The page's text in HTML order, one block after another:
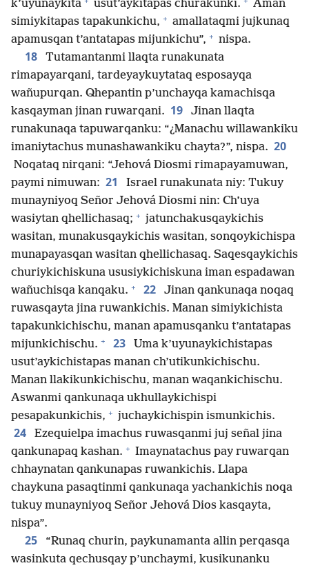
k’uyunaykita usut’aykitapas churakunki.
Aman
simiykitapas tapakunkichu, + amallataqmi jujkunaq
apamusqan t’antatapas mijunkichu”, + nispa.
18
Tutamantanmi llaqta runakunata
rimapayarqani, tardeyaykuytataq esposayqa
wañupurqan. Qhepantin p’unchayqa kamachisqa
kasqayman jinan ruwarqani. 19
Jinan llaqta
runakunaqa tapuwarqanku: “¿Manachu willawankiku
imaniytachus munashawankiku chayta?”, nispa. 20
Noqataq nirqani: “Jehová Diosmi rimapayamuwan,
paymi nimuwan: 21
Israel runakunata niy: Tukuy
munayniyoq Señor Jehová Diosmi nin: Ch’uya
wasiytan qhellichasaq; + jatunchakusqaykichis
wasitan, munakusqaykichis wasitan, sonqoykichispa
munapayasqan wasitan qhellichasaq. Saqesqaykichis
churiykichiskuna ususiykichiskuna iman espadawan
wañuchisqa kanqaku. + 22
Jinan qankunaqa noqaq
ruwasqayta jina ruwankichis. Manan simiykichista
tapakunkichischu, manan apamusqanku t’antatapas
mijunkichischu. + 23
Uma k’uyunaykichistapas
usut’aykichistapas manan ch’utikunkichischu.
Manan llakikunkichischu, manan waqankichischu.
Aswanmi qankunaqa ukhullaykichispi
pesapakunkichis, + juchaykichispin ismunkichis.
24
Ezequielpa imachus ruwasqanmi juj señal jina
qankunapaq kashan. + Imaynatachus pay ruwarqan
chhaynatan qankunapas ruwankichis. Llapa
chaykuna pasaqtinmi qankunaqa yachankichis noqa
tukuy munayniyoq Señor Jehová Dios kasqayta,
nispa”.
25
“Runaq churin, paykunamanta allin perqasqa
wasinkuta qechusqay p’unchaymi, kusikunanku